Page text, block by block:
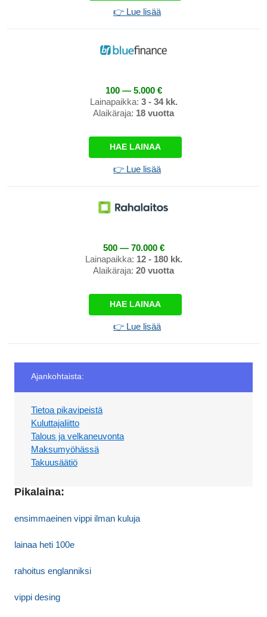
👉 Lue lisää
100 — 5.000 €
Lainapaikka: 3 - 34 kk.
Alaikäraja: 18 vuotta
HAE LAINAA
👉 Lue lisää
500 — 70.000 €
Lainapaikka: 12 - 180 kk.
Alaikäraja: 20 vuotta
HAE LAINAA
👉 Lue lisää
Ajankohtaista:
Tietoa pikavipeistä
Kuluttajaliitto
Talous ja velkaneuvonta
Maksumyöhässä
Takuusäätiö
Pikalaina:
ensimmaeinen vippi ilman kuluja
lainaa heti 100e
rahoitus englanniksi
vippi desing